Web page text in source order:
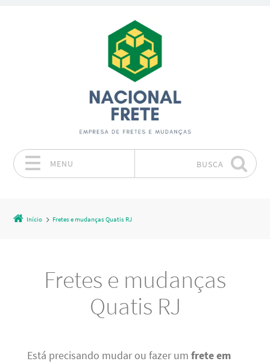
MENU BUSCA
Início Fretes e mudanças Quatis RJ
Fretes e mudanças
Quatis RJ
Está precisando mudar ou fazer um frete em